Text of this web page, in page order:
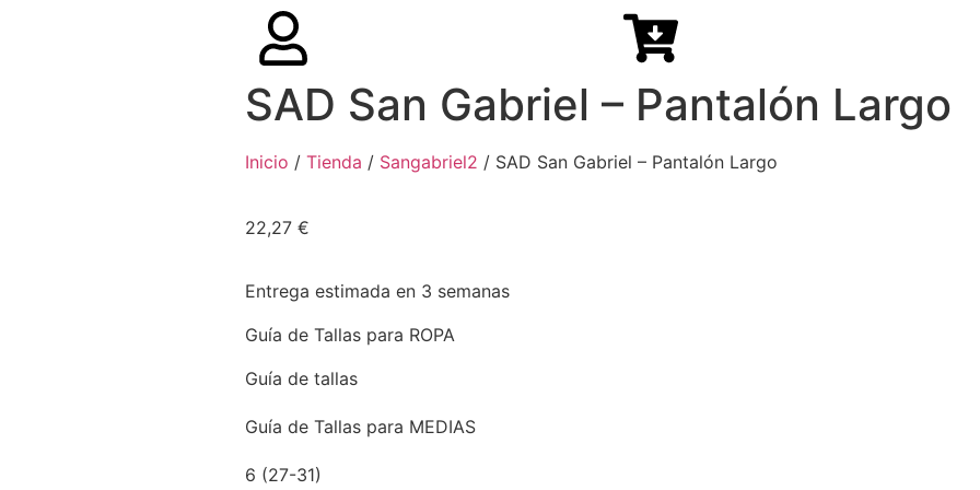
SAD San Gabriel – Pantalón Largo
Inicio / Tienda / Sangabriel2 / SAD San Gabriel – Pantalón Largo
22,27 €
Entrega estimada en 3 semanas
Guía de Tallas para ROPA
Guía de tallas
Guía de Tallas para MEDIAS
6 (27-31)